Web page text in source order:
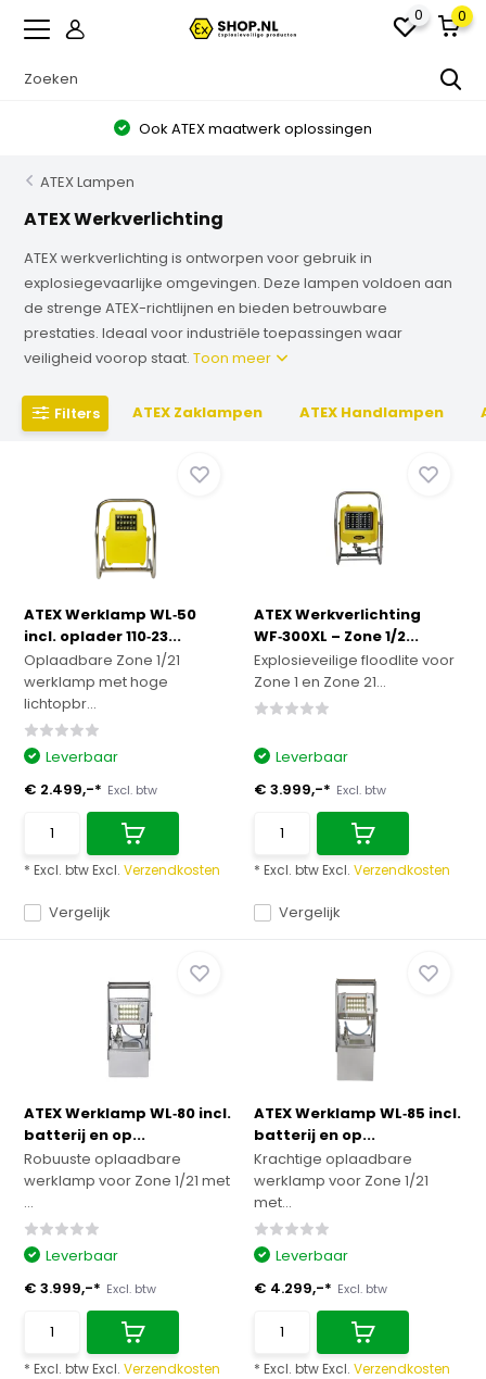
0 0
Ook ATEX maatwerk oplossingen
ATEX Lampen
ATEX Werkverlichting
ATEX werkverlichting is ontworpen voor gebruik in
explosiegevaarlijke omgevingen. Deze lampen voldoen aan
de strenge ATEX-richtlijnen en bieden betrouwbare
prestaties. Ideaal voor industriële toepassingen waar
veiligheid voorop staat.Toon meer
Filters ATEX Zaklampen ATEX Handlampen
ATEX Werklamp WL‑50
incl. oplader 110‑23...
Oplaadbare Zone 1/21
werklamp met hoge
lichtopbr...
Vergelijk
Leverbaar
€ 2.499,-* Excl. btw
* Excl. btw Excl.Verzendkosten
ATEX Werkverlichting
WF‑300XL – Zone 1/2...
Explosieveilige floodlite voor
Zone 1 en Zone 21...
Vergelijk
Leverbaar
€ 3.999,-* Excl. btw
* Excl. btw Excl. Verzendkosten
ATEX Werklamp WL‑80 incl.
batterij en op...
Robuuste oplaadbare
werklamp voor Zone 1/21 met
...
Leverbaar
€ 3.999,-* Excl. btw
* Excl. btw Excl.Verzendkosten
ATEX Werklamp WL‑85 incl.
batterij en op...
Krachtige oplaadbare
werklamp voor Zone 1/21
met...
Leverbaar
€ 4.299,-* Excl. btw
* Excl. btw Excl. Verzendkosten